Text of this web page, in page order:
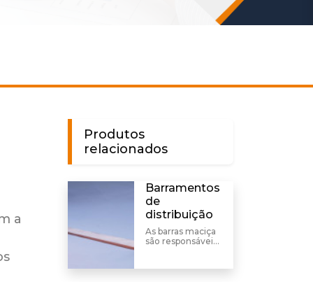
a
Produtos
relacionados
Barramentos
de
distribuição
As barras maciça
são responsáveis
em instalações